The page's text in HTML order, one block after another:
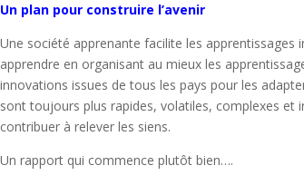
Un plan pour construire l’avenir
Une société apprenante facilite les apprentissages
apprendre en organisant au mieux les
innovations issues de tous les pays pour les
sont toujours plus rapides, volatiles, complexes et
contribuer à relever les siens.
Un rapport qui commence plutôt bien….